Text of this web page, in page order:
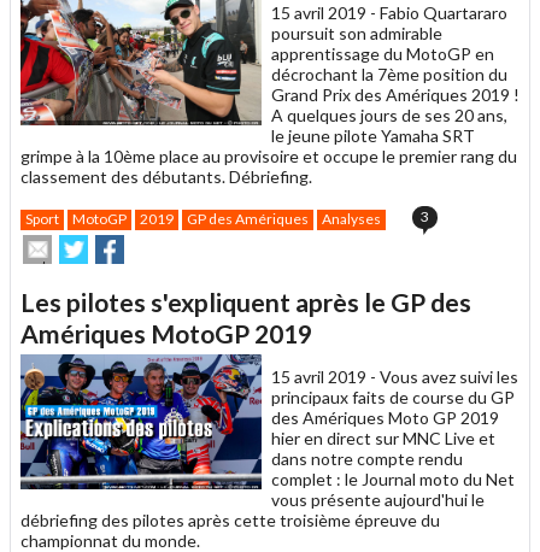
15 avril 2019 - Fabio Quartararo
poursuit son admirable
apprentissage du MotoGP en
décrochant la 7ème position du
Grand Prix des Amériques 2019 !
A quelques jours de ses 20 ans,
le jeune pilote Yamaha SRT
grimpe à la 10ème place au provisoire et occupe le premier rang du
classement des débutants. Débriefing.
Sport MotoGP 2019 GP des Amériques Analyses 3
Envoyer
cet
à
un
ami
Partager
sur
sur
Les pilotes s'expliquent après le GP des
Amériques MotoGP 2019
15 avril 2019 - Vous avez suivi les
principaux faits de course du GP
des Amériques Moto GP 2019
hier en direct sur MNC Live et
dans notre compte rendu
complet : le Journal moto du Net
vous présente aujourd'hui le
débriefing des pilotes après cette troisième épreuve du
championnat du monde.